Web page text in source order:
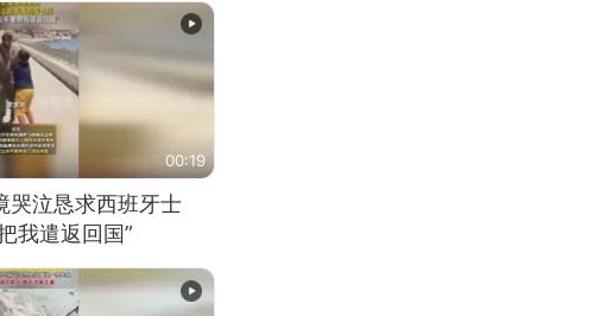
00:19
哭泣恳求西班牙士
我遣返回国”